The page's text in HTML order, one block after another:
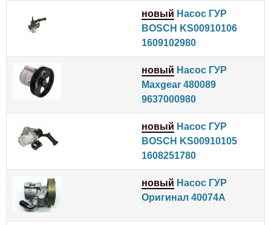
новый Насос ГУР
BOSCH KS00910106
1609102980
новый Насос ГУР
Maxgear 480089
9637000980
новый Насос ГУР
BOSCH KS00910105
1608251780
новый Насос ГУР
Оригинал 40074A